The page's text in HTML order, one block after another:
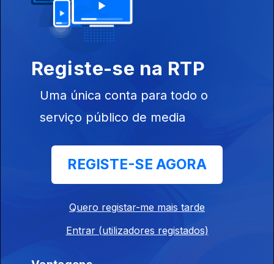
complicados diz especialista
05 ago. 2026
12h A taxa de desemprego foi de 5.3% no
segundo trimestre
11h Mais dois dias dados para concluir as
reapreciações dos exames
05 ago. 2026
Registe-se na RTP
Uma única conta para todo o
serviço público de media
REGISTE-SE AGORA
Quero registar-me mais tarde
Entrar (utilizadores registados)